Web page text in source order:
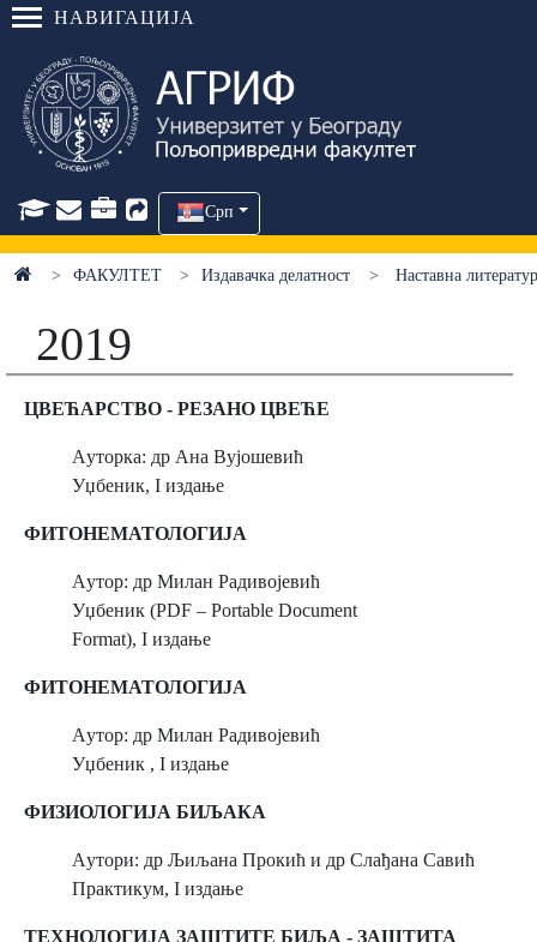
НАВИГАЦИЈА
Срп
ФАКУЛТЕТ Издавачка делатност Наставна
2019
ЦВЕЋАРСТВО - РЕЗАНО ЦВЕЋЕ
Aуторка: др Ана Вујошевић
Уџбеник, I издање
ФИТОНЕМАТОЛОГИЈА
Aутор: др Милан Радивојевић
Уџбеник (PDF – Portable Document
Format), I издање
ФИТОНЕМАТОЛОГИЈА
Aутор: др Милан Радивојевић
Уџбеник , I издање
ФИЗИОЛОГИЈА БИЉАКА
Aутори: др Љиљана Прокић и др Слађана Савић
Практикум, I издање
ТЕХНОЛОГИЈА ЗАШТИТЕ БИЉА - ЗАШТИТА